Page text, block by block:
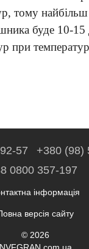
тому
буде 10-15
при
57
+380 (98)
0800 357-197
інформація
версія сайту
© 2026